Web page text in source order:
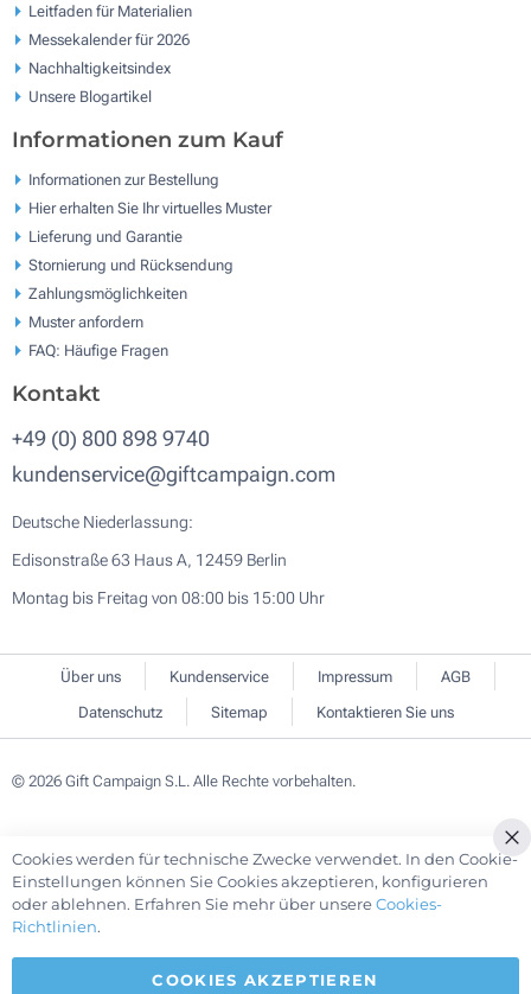
Leitfaden für Materialien
Messekalender für 2026
Nachhaltigkeitsindex
Unsere Blogartikel
Informationen zum Kauf
Informationen zur Bestellung
Hier erhalten Sie Ihr virtuelles Muster
Lieferung und Garantie
Stornierung und Rücksendung
Zahlungsmöglichkeiten
Muster anfordern
FAQ: Häufige Fragen
Kontakt
+49 (0) 800 898 9740
kundenservice@giftcampaign.com
Deutsche Niederlassung:
Edisonstraße 63 Haus A, 12459 Berlin
Montag bis Freitag von 08:00 bis 15:00 Uhr
Über uns Kundenservice Impressum
AGB
Datenschutz
Sitemap Kontaktieren Sie uns
© 2026 Gift Campaign S.L. Alle Rechte vorbehalten.
Cookies werden für technische Zwecke verwendet. In den Cookie-
Einstellungen können Sie Cookies akzeptieren, konfigurieren
oder ablehnen. Erfahren Sie mehr über unsereCookies-
Richtlinien.
COOKIES AKZEPTIEREN